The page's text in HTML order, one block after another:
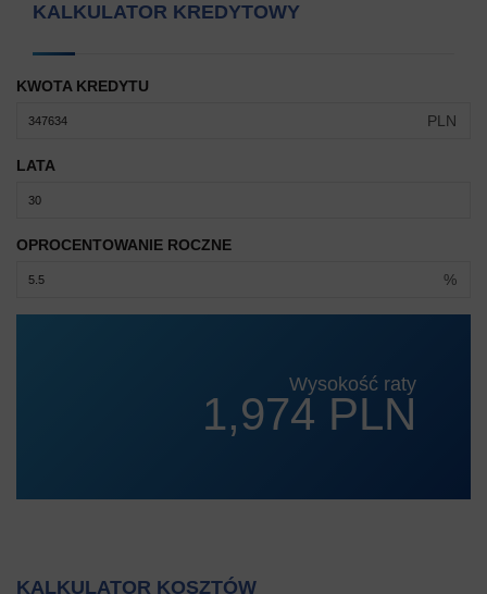
KALKULATOR KREDYTOWY
KWOTA KREDYTU
PLN
LATA
OPROCENTOWANIE ROCZNE
%
Wysokość raty
1,974 PLN
KALKULATOR KOSZTÓW